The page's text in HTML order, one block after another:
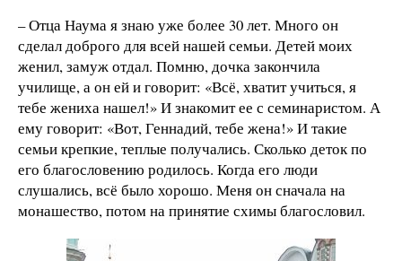
– Отца Наума я знаю уже более 30 лет. Много он
сделал доброго для всей нашей семьи. Детей моих
женил, замуж отдал. Помню, дочка закончила
училище, а он ей и говорит: «Всё, хватит учиться, я
тебе жениха нашел!» И знакомит ее с семинаристом. А
ему говорит: «Вот, Геннадий, тебе жена!» И такие
семьи крепкие, теплые получались. Сколько деток по
его благословению родилось. Когда его люди
слушались, всё было хорошо. Меня он сначала на
монашество, потом на принятие схимы благословил.